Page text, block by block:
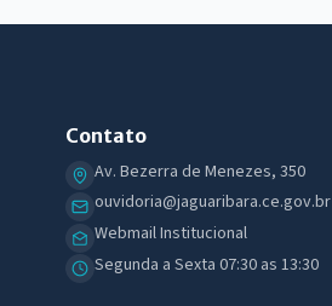
Contato
Av. Bezerra de Menezes, 350
ouvidoria@jaguaribara.ce.gov.br
Webmail Institucional
Segunda a Sexta 07:30 as 13:30